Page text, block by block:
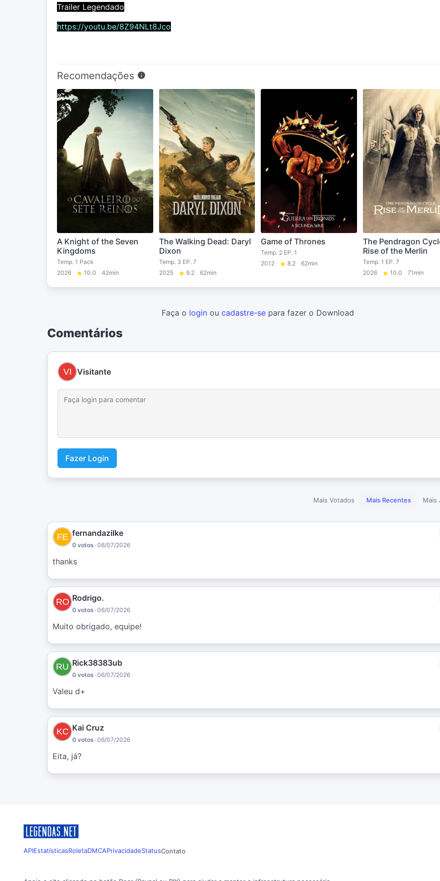
Trailer Legendado
https://youtu.be/8Z94NLt8Jco
Recomendações
A Knight of the Seven
Kingdoms
Temp. 1 Pack
2026
10.0 42min
The Walking Dead: Daryl
Dixon
Temp. 3 EP. 7
2025
9.2 62min
Game of Thrones
Temp. 2 EP. 1
2012
8.2 62min
The Pendragon
Rise of the Merlin
Temp. 1 EP. 7
2026
10.0 71min
Faça o login ou cadastre-se para fazer o Download
Comentários
Visitante
Fazer Login
Mais Votados Mais Recentes Mais
fernandazilke
0 votos •06/07/2026
thanks
Rodrigo.
0 votos •06/07/2026
Muito obrigado, equipe!
Rick38383ub
0 votos •06/07/2026
Valeu d+
Kai Cruz
0 votos •06/07/2026
Eita, já?
APIEstatísticasRoletaDMCAPrivacidadeStatusContato